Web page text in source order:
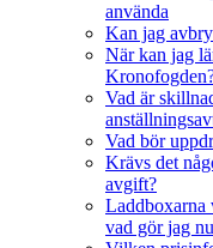
använda
Kan jag
När kan jag
Vad är
Vad bör
Krävs det
avgift?
Laddboxarna
vad gör jag